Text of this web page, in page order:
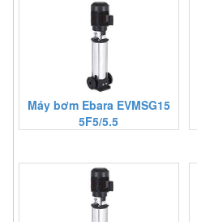
Máy bơm Ebara EVMSG15
5F5/5.5